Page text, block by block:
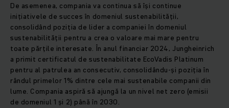
De asemenea, compania va continua să își continue
inițiativele de succes în domeniul sustenabilității,
consolidând poziția de lider a companiei în domeniul
sustenabilității pentru a crea o valoare mai mare pentru
toate părțile interesate. În anul financiar 2024, Jungheinrich
a primit certificatul de sustenabilitate EcoVadis Platinum
pentru al patrulea an consecutiv, consolidându-și poziția în
rândul primelor 1% dintre cele mai sustenabile companii din
lume. Compania aspiră să ajungă la un nivel net zero (emisii
de domeniul 1 și 2) până în 2030.